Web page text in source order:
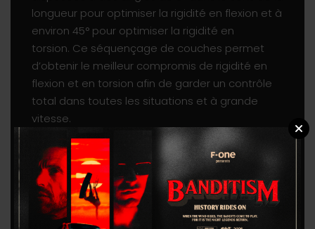
longueur pour optimiser la rigidité en flexion et à
environ 45° pour optimiser la rigidité en
torsion. Ce séquençage de couches permet
d’obtenir le meilleur compromis de rigidité en
flexion et en torsion afin de garder un contrôle
total dans toutes les situations et à grande
vitesse.
Ce mât est équipé de notre nouvelle top plate
et du nouveau pied de mât TITAN 2. La top plate
revue est désormais compatible avec nos T-
nuts verrouillables et comprend également
notre système « Quick-Attach » en forme de